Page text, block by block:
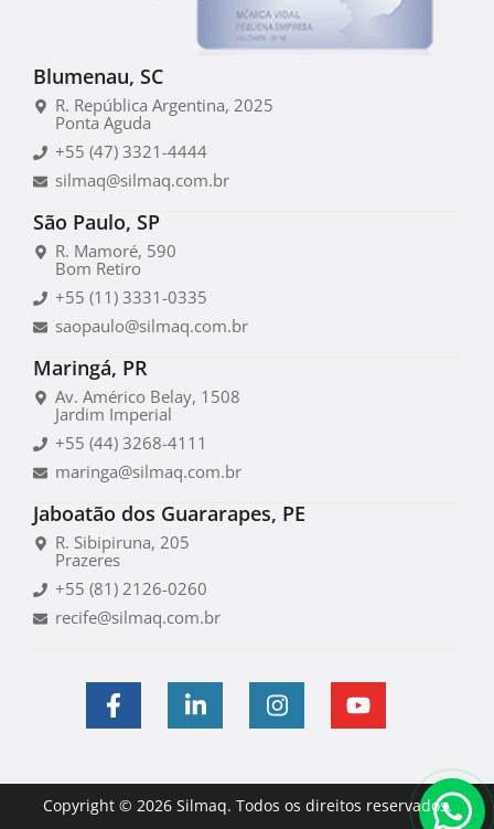
Blumenau, SC
R. República Argentina, 2025
Ponta Aguda
+55 (47) 3321-4444
silmaq@silmaq.com.br
São Paulo, SP
R. Mamoré, 590
Bom Retiro
+55 (11) 3331-0335
saopaulo@silmaq.com.br
Maringá, PR
Av. Américo Belay, 1508
Jardim Imperial
+55 (44) 3268-4111
maringa@silmaq.com.br
Jaboatão dos Guararapes, PE
R. Sibipiruna, 205
Prazeres
+55 (81) 2126-0260
recife@silmaq.com.br
Copyright © 2026 Silmaq. Todos os direitos reservados.